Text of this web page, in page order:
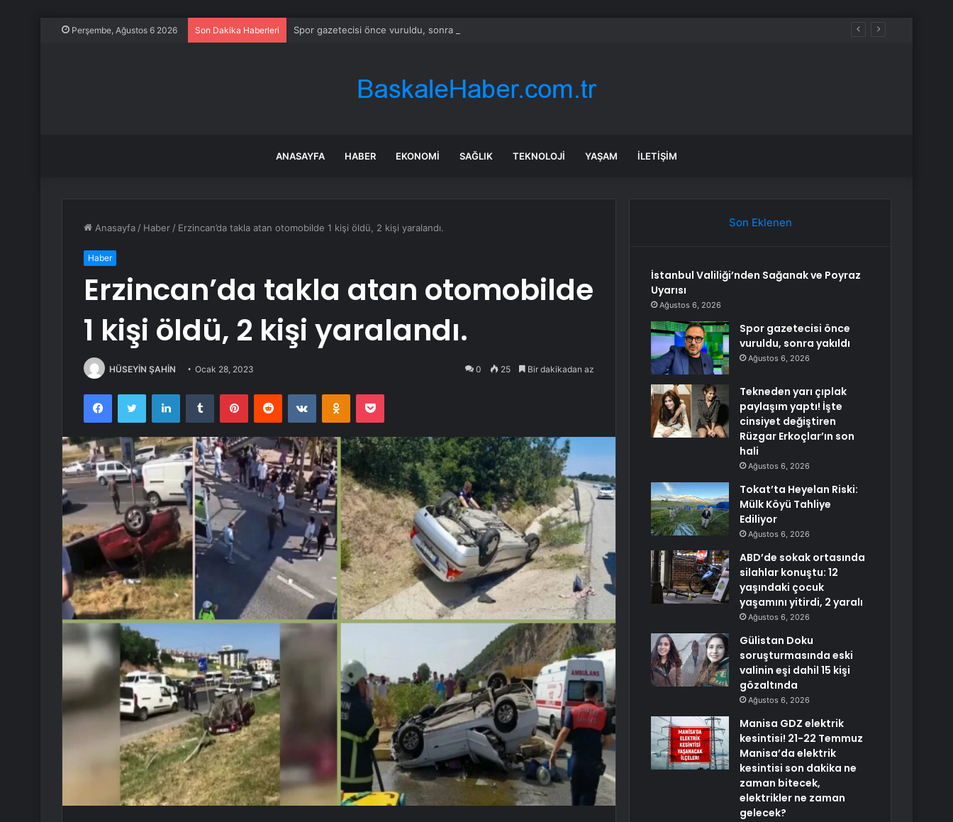
Perşembe, Ağustos 6 2026 Son Dakika Haberleri Spor gazetecisi önce vuruldu, sonra yakıldı
ANASAYFA HABER EKONOMI SAĞLIK TEKNOLOJI YAŞAM İLETIŞIM
Anasayfa / Haber / Erzincan’da takla atan otomobilde 1 kişi öldü, 2 kişi yaralandı.
Haber
Erzincan’da takla atan otomobilde
1 kişi öldü, 2 kişi yaralandı.
HÜSEYİN ŞAHİN Ocak 28, 2023 0 25 Bir dakikadan az
FacebookTwitter LinkedInTumblr PinterestReddit VKontakteOdnoklassniki
Pocket
Son Eklenen
İstanbul Valiliği’nden Sağanak ve Poyraz
Uyarısı
Ağustos 6, 2026
Spor gazetecisi önce
vuruldu, sonra yakıldı
Ağustos 6, 2026
Tekneden yarı çıplak
paylaşım yaptı! İşte
cinsiyet değiştiren
Rüzgar Erkoçlar’ın son
hali
Ağustos 6, 2026
Tokat’ta Heyelan Riski:
Mülk Köyü Tahliye
Ediliyor
Ağustos 6, 2026
ABD’de sokak ortasında
silahlar konuştu: 12
yaşındaki çocuk
yaşamını yitirdi, 2 yaralı
Ağustos 6, 2026
Gülistan Doku
soruşturmasında eski
valinin eşi dahil 15 kişi
gözaltında
Ağustos 6, 2026
Manisa GDZ elektrik
kesintisi! 21-22 Temmuz
Manisa’da elektrik
kesintisi son dakika ne
zaman bitecek,
elektrikler ne zaman
gelecek?